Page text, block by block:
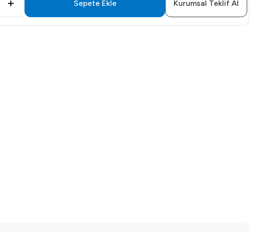
Sepete Ekle Kurumsal Teklif Al